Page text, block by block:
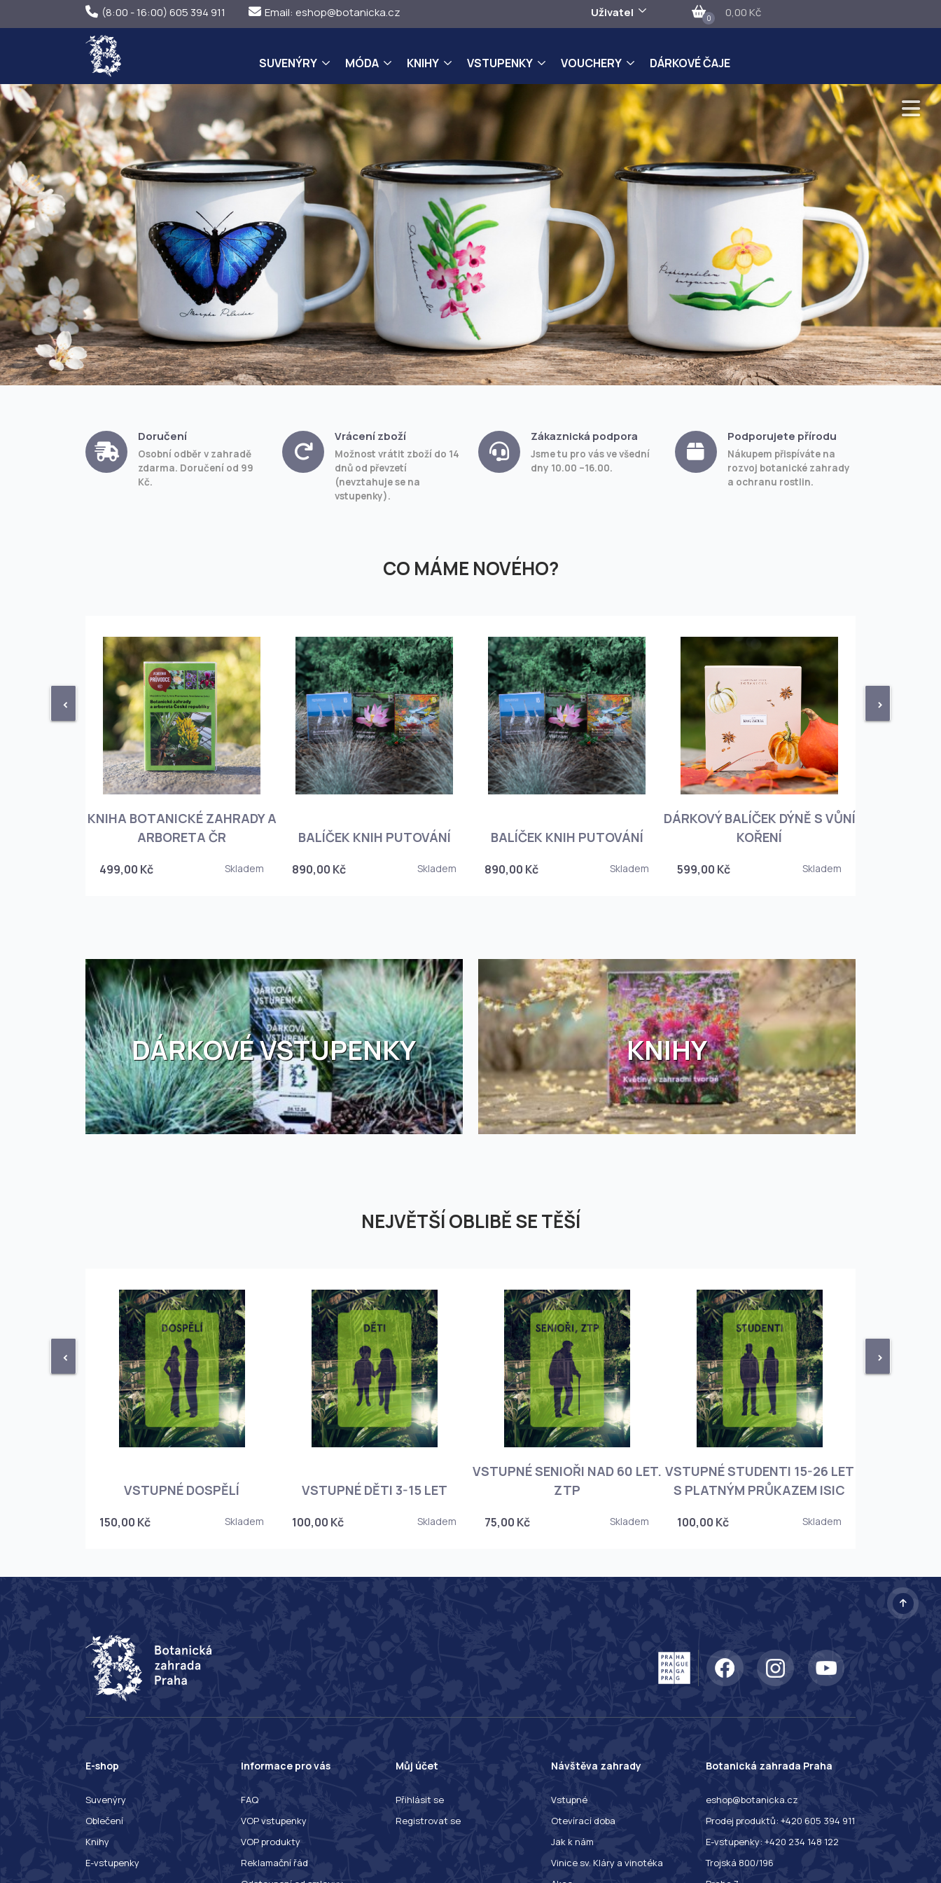
(8:00 - 16:00) 605 394 911 Email: eshop@botanicka.cz Uživatel 0 0,00 Kč
SUVENÝRY MÓDA KNIHY VSTUPENKY VOUCHERY DÁRKOVÉ ČAJE
Doručení
Osobní odběr v zahradě
zdarma. Doručení od 99
Kč.
Vrácení zboží
Možnost vrátit zboží do 14
dnů od převzetí
(nevztahuje se na
vstupenky).
Zákaznická podpora
Jsme tu pro vás ve všední
dny 10.00 –16.00.
Podporujete přírodu
Nákupem přispíváte na
rozvoj botanické zahrady
a ochranu rostlin.
CO MÁME NOVÉHO?
< >
KNIHA BOTANICKÉ ZAHRADY A
ARBORETA ČR
499,00 Kč Skladem
BALÍČEK KNIH PUTOVÁNÍ
890,00 Kč Skladem
BALÍČEK KNIH PUTOVÁNÍ
890,00 Kč Skladem
DÁRKOVÝ BALÍČEK DÝNĚ S VŮNÍ
KOŘENÍ
599,00 Kč Skladem
DÁRKOVÉ VSTUPENKY KNIHY
NEJVĚTŠÍ OBLIBĚ SE TĚŠÍ
< >
VSTUPNÉ DOSPĚLÍ
150,00 Kč Skladem
VSTUPNÉ DĚTI 3-15 LET
100,00 Kč Skladem
VSTUPNÉ SENIOŘI NAD 60 LET.
ZTP
75,00 Kč Skladem
VSTUPNÉ STUDENTI 15-26 LET
S PLATNÝM PRŮKAZEM ISIC
100,00 Kč Skladem
E-shop
Suvenýry
Oblečení
Knihy
E-vstupenky
Informace pro vás
FAQ
VOP vstupenky
VOP produkty
Reklamační řád
Můj účet
Přihlásit se
Registrovat se
Návštěva zahrady
Vstupné
Otevírací doba
Jak k nám
Vinice sv. Kláry a vinotéka
Botanická zahrada Praha
eshop@botanicka.cz
Prodej produktů: +420 605 394 911
E-vstupenky: +420 234 148 122
Trojská 800/196